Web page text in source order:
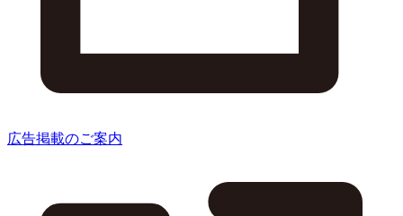
広告掲載のご案内